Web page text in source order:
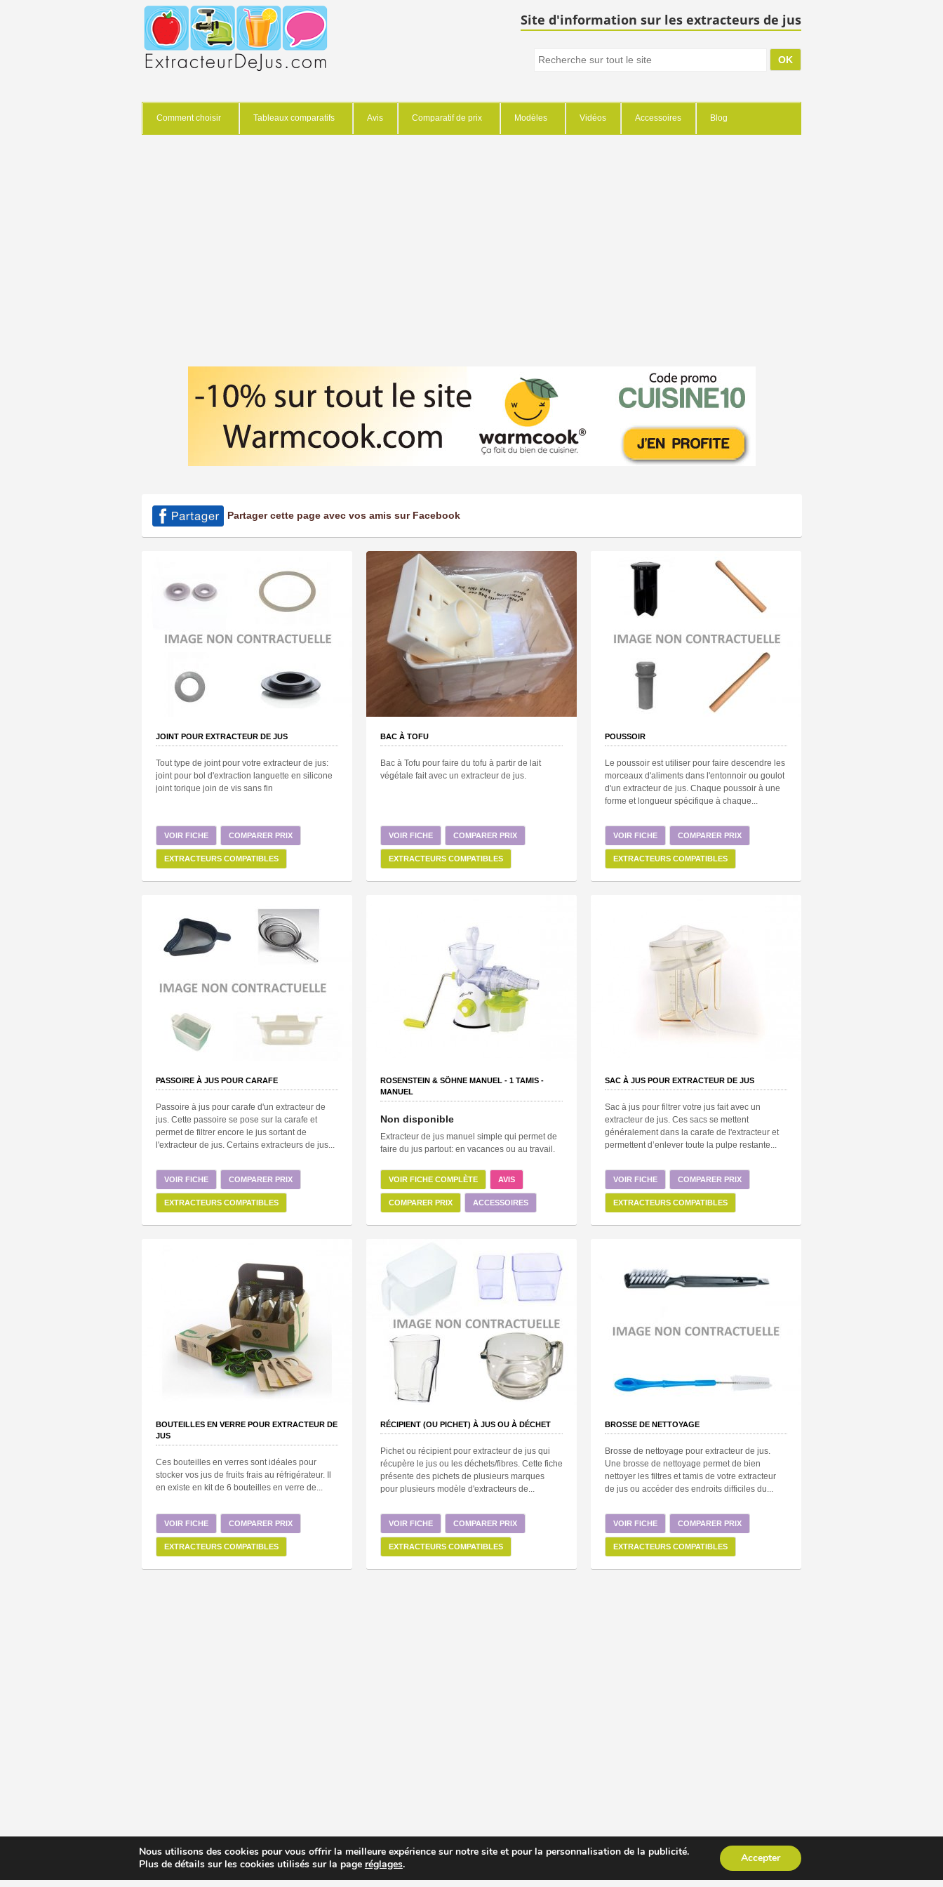
Site d'information sur les extracteurs de jus
Comment choisir Tableaux comparatifs Avis Comparatif de prix Modèles Vidéos Accessoires Blog
Partager cette page avec vos amis sur Facebook
JOINT POUR EXTRACTEUR DE JUS
Tout type de joint pour votre extracteur de jus:
joint pour bol d'extraction languette en silicone
joint torique join de vis sans fin
VOIR FICHE COMPARER PRIX
EXTRACTEURS COMPATIBLES
BAC À TOFU
Bac à Tofu pour faire du tofu à partir de lait
végétale fait avec un extracteur de jus.
VOIR FICHE COMPARER PRIX
EXTRACTEURS COMPATIBLES
POUSSOIR
Le poussoir est utiliser pour faire descendre les
morceaux d'aliments dans l'entonnoir ou goulot
d'un extracteur de jus. Chaque poussoir à une
forme et longueur spécifique à chaque...
VOIR FICHE COMPARER PRIX
EXTRACTEURS COMPATIBLES
PASSOIRE À JUS POUR CARAFE
Passoire à jus pour carafe d'un extracteur de
jus. Cette passoire se pose sur la carafe et
permet de filtrer encore le jus sortant de
l'extracteur de jus. Certains extracteurs de jus...
VOIR FICHE COMPARER PRIX
EXTRACTEURS COMPATIBLES
ROSENSTEIN & SÖHNE MANUEL - 1 TAMIS -
MANUEL
Non disponible
Extracteur de jus manuel simple qui permet de
faire du jus partout: en vacances ou au travail.
VOIR FICHE COMPLÈTE AVIS
COMPARER PRIX ACCESSOIRES
SAC À JUS POUR EXTRACTEUR DE JUS
Sac à jus pour filtrer votre jus fait avec un
extracteur de jus. Ces sacs se mettent
généralement dans la carafe de l'extracteur et
permettent d’enlever toute la pulpe restante...
VOIR FICHE COMPARER PRIX
EXTRACTEURS COMPATIBLES
BOUTEILLES EN VERRE POUR EXTRACTEUR DE
JUS
Ces bouteilles en verres sont idéales pour
stocker vos jus de fruits frais au réfrigérateur. Il
en existe en kit de 6 bouteilles en verre de...
VOIR FICHE COMPARER PRIX
EXTRACTEURS COMPATIBLES
RÉCIPIENT (OU PICHET) À JUS OU À DÉCHET
Pichet ou récipient pour extracteur de jus qui
récupère le jus ou les déchets/fibres. Cette fiche
présente des pichets de plusieurs marques
pour plusieurs modèle d'extracteurs de...
VOIR FICHE COMPARER PRIX
EXTRACTEURS COMPATIBLES
BROSSE DE NETTOYAGE
Brosse de nettoyage pour extracteur de jus.
Une brosse de nettoyage permet de bien
nettoyer les filtres et tamis de votre extracteur
de jus ou accéder des endroits difficiles du...
VOIR FICHE COMPARER PRIX
EXTRACTEURS COMPATIBLES
Nous utilisons des cookies pour vous offrir la meilleure expérience sur notre site et pour la personnalisation de la publicité.
Plus de détails sur les cookies utilisés sur la page réglages. Accepter